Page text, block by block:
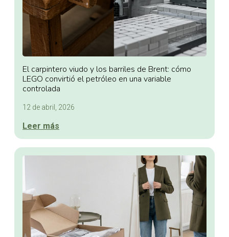
El carpintero viudo y los barriles de Brent: cómo
LEGO convirtió el petróleo en una variable
controlada
12 de abril, 2026
Leer más